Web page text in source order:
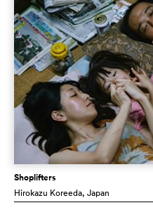
Shoplifters
Hirokazu Koreeda, Japan